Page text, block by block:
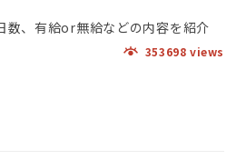
数、有給or無給などの内容を紹介
353698 views